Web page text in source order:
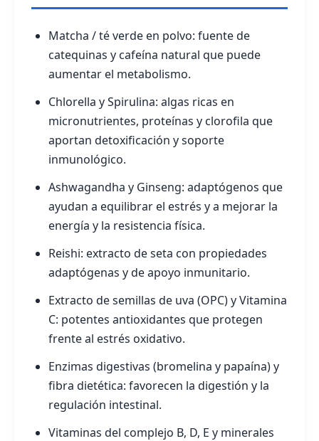
Matcha / té verde en polvo: fuente de
catequinas y cafeína natural que puede
aumentar el metabolismo.
Chlorella y Spirulina: algas ricas en
micronutrientes, proteínas y clorofila que
aportan detoxificación y soporte
inmunológico.
Ashwagandha y Ginseng: adaptógenos que
ayudan a equilibrar el estrés y a mejorar la
energía y la resistencia física.
Reishi: extracto de seta con propiedades
adaptógenas y de apoyo inmunitario.
Extracto de semillas de uva (OPC) y Vitamina
C: potentes antioxidantes que protegen
frente al estrés oxidativo.
Enzimas digestivas (bromelina y papaína) y
fibra dietética: favorecen la digestión y la
regulación intestinal.
Vitaminas del complejo B, D, E y minerales